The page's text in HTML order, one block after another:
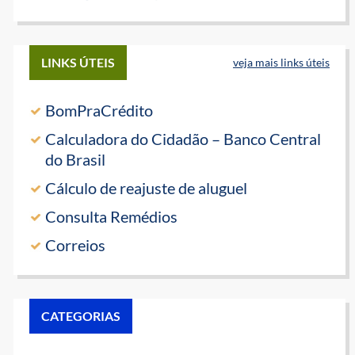
LINKS ÚTEIS veja mais links úteis
BomPraCrédito
Calculadora do Cidadão – Banco Central
do Brasil
Cálculo de reajuste de aluguel
Consulta Remédios
Correios
CATEGORIAS